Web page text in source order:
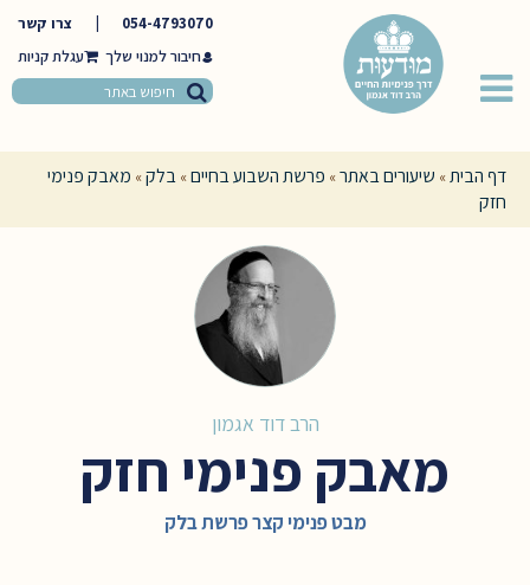
054-4793070
צרו קשר
חיבור למנוי שלך
דף הבית» שיעורים באתר» פרשת השבוע בחיים» בלק» מאבק פנימי
חזק
הרב דוד אגמון
מאבק פנימי חזק
מבט פנימי קצר פרשת בלק